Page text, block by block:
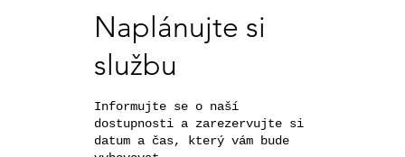
Naplánujte si
službu
Informujte se o naší
dostupnosti a zarezervujte si
datum a čas, který vám bude